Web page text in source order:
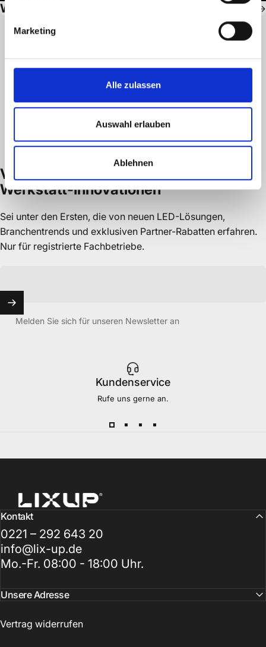
Marketing
Alle zulassen
Auswahl erlauben
Ablehnen
Warehouse
Verpasse
Werkstatt-Innovationen
Sei unter den Ersten, die von neuen LED-Lösungen,
Branchentrends und exklusiven Partner-Rabatten erfahren.
Nur für registrierte Fachbetriebe.
Melden Sie sich für unseren Newsletter an
Kundenservice
Rufe uns gerne an.
LixUp
Vertrag widerrufen
Kontakt
0221 – 292 643 20
info@lix-up.de
Mo.-Fr. 08:00 - 18:00 Uhr.
Unsere Adresse